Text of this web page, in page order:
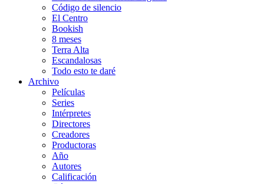
Código de silencio
El Centro
Bookish
8 meses
Terra Alta
Escandalosas
Todo esto te daré
Archivo
Películas
Series
Intérpretes
Directores
Creadores
Productoras
Año
Autores
Calificación